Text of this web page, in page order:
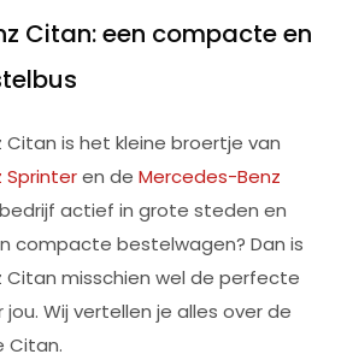
Citan: een compacte en
Citan is het kleine broertje van
Sprinteren de Mercedes-Benz
actief in grote steden en
compacte bestelwagen? Dan is
Citan misschien wel de perfecte
Wij vertellen je alles over de
Citan.